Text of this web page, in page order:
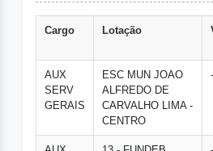
Cargo Lotação
AUX
SERV
GERAIS
ESC MUN JOAO
ALFREDO DE
CARVALHO LIMA -
CENTRO
-